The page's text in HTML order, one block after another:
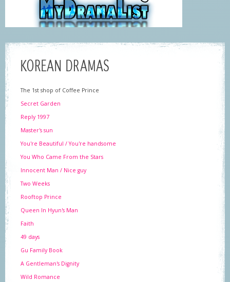
KOREAN DRAMAS
The 1st shop of Coffee Prince
Secret Garden
Reply 1997
Master's sun
You're Beautiful / You're handsome
You Who Came From the Stars
Innocent Man / Nice guy
Two Weeks
Rooftop Prince
Queen In Hyun's Man
Faith
49 days
Gu Family Book
A Gentleman's Dignity
Wild Romance